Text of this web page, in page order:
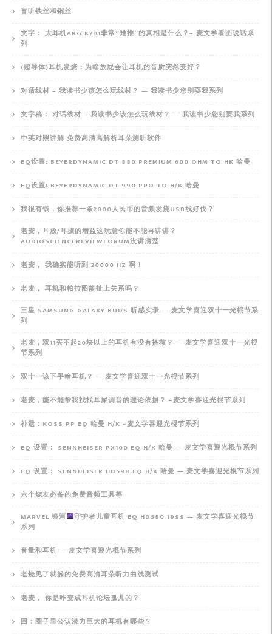
盲听铁丝和铜丝
文字： 大耳机AKG K701非常“难推”的真相是什么？– 麦文学看图说话系
列
(超导体)耳机发烧：为啥放屁会让耳机的音质突然变好？
对话线材 – 我读书少该怎么玩线材？ — 我读书少您别耍我系列
文字稿： 对话线材 – 我读书少该怎么玩线材？ — 我读书少您别耍我系列
中英对照讲解 免费高清高解析耳朵测听软件
EQ设置: BEYERDYNAMIC DT 880 PREMIUM 600 OHM TO HK 哈曼
EQ设置: BEYERDYNAMIC DT 990 PRO TO H/K 哈曼
我很有钱，你推荐一条2000人民币的音频发烧USB线好伐？
老麦，耳放/耳擴的增益这玩意你能不能再讲讲？
AUDIOSCIENCEREVIEWFORUM没讲清楚
老麦， 我确实能听到 20000 HZ 啊！
老麦， 耳机和帕拉图能扯上关系吗？
三星 SAMSUNG GALAXY BUDS 听感实录 — 麦文学喜迎双十一光棍节系
列
老麦，双11买不起20块以上的耳机有没有搭救？ — 麦文学喜迎双十一光棍
节系列
双十一该下手啥耳机？ — 麦文学喜迎双十一光棍节系列
老麦，能不能帮我找找耳屎调音的理论依据？ –麦文学喜迎光棍节系列
补遗：KOSS PP EQ 哈曼 H/K –麦文学喜迎光棍节系列
EQ 设置： SENNHEISER PX100 EQ H/K 哈曼 — 麦文学喜迎光棍节系列
EQ 设置： SENNHEISER HD598 EQ H/K 哈曼 — 麦文学喜迎光棍节系列
六个烧友必备的免费音频工具等
MARVEL 银河
守护者儿童耳机 EQ HD580 1999 — 麦文学喜迎光棍节
系列
音量和耳机 — 麦文学喜迎光棍节系列
老烧见了就躲的免费高清耳朵听力曲线测试
老麦， 你是咋变成耳机论坛孤儿的？
回：圈子里公认潜力巨大的耳机有哪些？